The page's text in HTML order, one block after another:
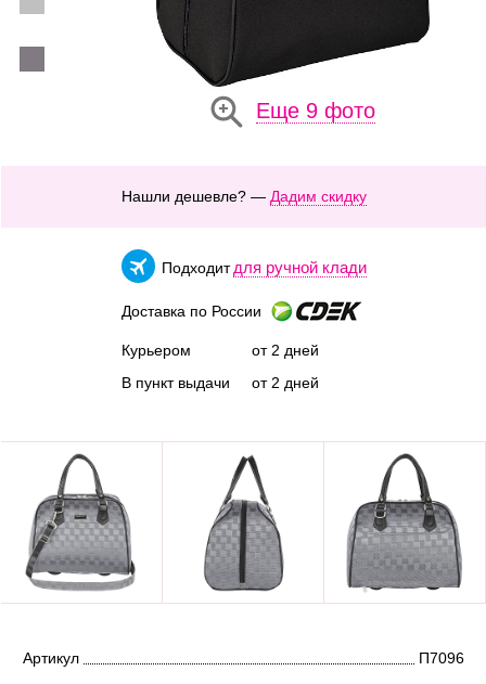
Еще 9 фото
Нашли дешевле? — Дадим скидку
Подходит для ручной клади
Доставка по России
Курьером
В пункт выдачи
от 2 дней
от 2 дней
Артикул П7096